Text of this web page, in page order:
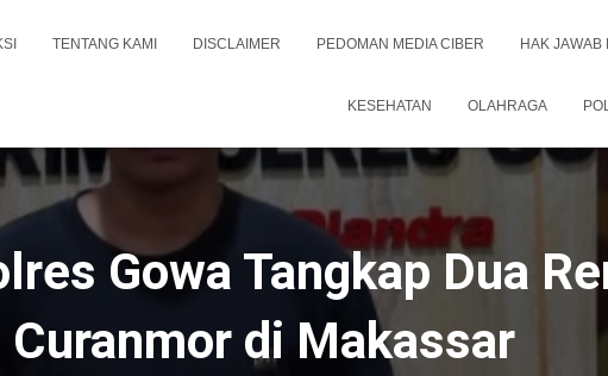
TENTANG KAMI DISCLAIMER PEDOMAN MEDIA CIBER HAK JAWAB
KESEHATAN OLAHRAGA
Gowa Tangkap Dua
Curanmor di Makassar